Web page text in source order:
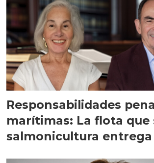
Responsabilidades
marítimas: La flota que
salmonicultura entrega